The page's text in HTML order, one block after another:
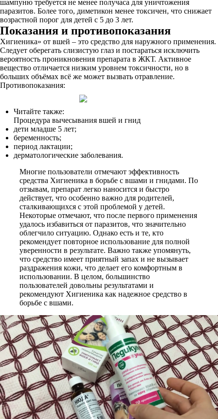
шампуню требуется не менее получаса для уничтожения
паразитов. Более того, диметикон менее токсичен, что снижает
возрастной порог для детей с 5 до 3 лет.
Показания и противопоказания
Хигиеника» от вшей – это средство для наружного применения.
Следует оберегать слизистую глаз и постараться исключить
вероятность проникновения препарата в ЖКТ. Активное
вещество отличается низким уровнем токсичности, но в
больших объёмах всё же может вызвать отравление.
Противопоказания:
Читайте также:
Процедура вычесывания вшей и гнид
дети младше 5 лет;
беременность;
период лактации;
дерматологические заболевания.
Многие пользователи отмечают эффективность
средства Хигиеника в борьбе с вшами и гнидами. По
отзывам, препарат легко наносится и быстро
действует, что особенно важно для родителей,
сталкивающихся с этой проблемой у детей.
Некоторые отмечают, что после первого применения
удалось избавиться от паразитов, что значительно
облегчило ситуацию. Однако есть и те, кто
рекомендует повторное использование для полной
уверенности в результате. Важно также упомянуть,
что средство имеет приятный запах и не вызывает
раздражения кожи, что делает его комфортным в
использовании. В целом, большинство
пользователей довольны результатами и
рекомендуют Хигиеника как надежное средство в
борьбе с вшами.